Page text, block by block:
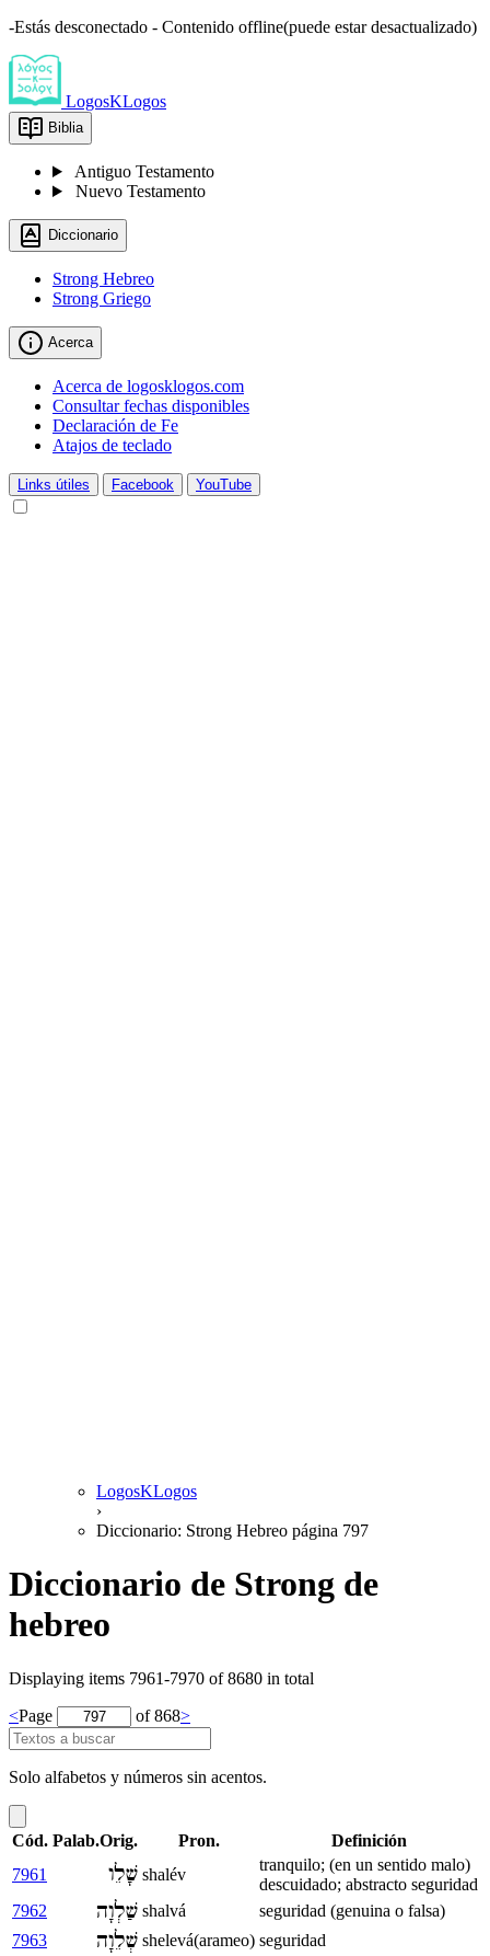
-Estás desconectado - Contenido offline(puede estar desactualizado)
LogosKLogos
Biblia
Antiguo Testamento
Nuevo Testamento
Diccionario
Strong Hebreo
Strong Griego
Acerca
Acerca de logosklogos.com
Consultar fechas disponibles
Declaración de Fe
Atajos de teclado
Links útiles Facebook YouTube
LogosKLogos
›
Diccionario: Strong Hebreo página 797
Diccionario de Strong de
hebreo
Displaying items 7961-7970 of 8680 in total
<Page of 868>
Solo alfabetos y números sin acentos.
Cód. Palab.Orig. Pron.
Definición
7961
שָׁלֵו shalév
tranquilo; (en un sentido malo)
descuidado; abstracto seguridad
7962
שַׁלְוָה shalvá
seguridad (genuina o falsa)
7963
שְׁלֵוָה shelevá(arameo) seguridad